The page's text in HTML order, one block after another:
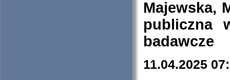
Majewska,
publiczna
badawcze
11.04.2025